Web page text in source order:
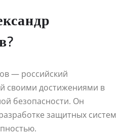
— российский
своими достижениями в
безопасности. Он
защитных систем